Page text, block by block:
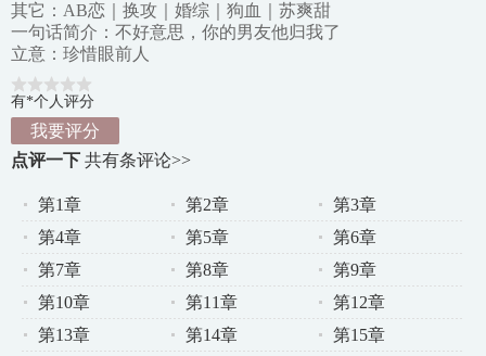
其它：AB恋｜换攻｜婚综｜狗血｜苏爽甜
一句话简介：不好意思，你的男友他归我了
立意：珍惜眼前人
有*个人评分
我要评分
点评一下 共有条评论>>
第1章 第2章
第3章
第4章
第5章
第6章
第7章
第8章
第9章
第10章
第11章
第12章
第13章
第14章
第15章